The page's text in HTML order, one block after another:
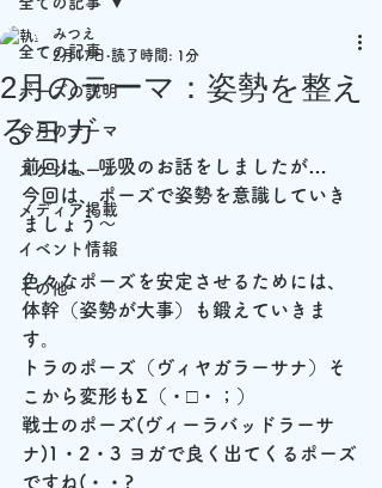
全ての記事
ポーズの説明
今月のテーマ
スケジュール
メディア掲載
イベント情報
その他
2月のテーマ：姿勢を整え
るヨガ
みつえ
2月17日 読了時間: 1分
前回は、呼吸のお話をしましたが…
今回は、ポーズで姿勢を意識していき
ましょう～
色々なポーズを安定させるためには、
体幹（姿勢が大事）も鍛えていきま
す。
トラのポーズ（ヴィヤガラーサナ）そ
こから変形もΣ（・□・；）
戦士のポーズ(ヴィーラバッドラーサ
ナ)1・2・3 ヨガで良く出てくるポーズ
ですね(・・?